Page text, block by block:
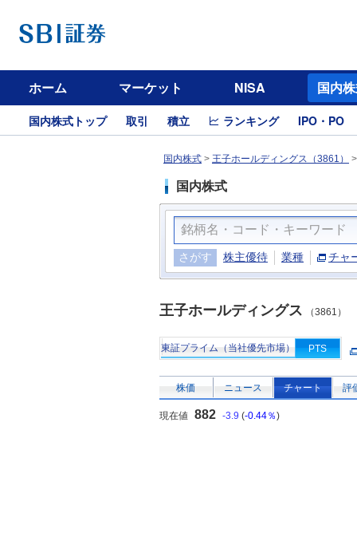
ホーム マーケット NISA 国内
国内株式トップ 取引 積立 ランキング IPO・PO
国内株式 > 王子ホールディングス（3861）
国内株式
さがす 株主優待 業種 チャ
王子ホールディングス （3861）
東証プライム（当社優先市場） PTS
株価 ニュース チャート 評
現在値 882 -3.9 (-0.44％)